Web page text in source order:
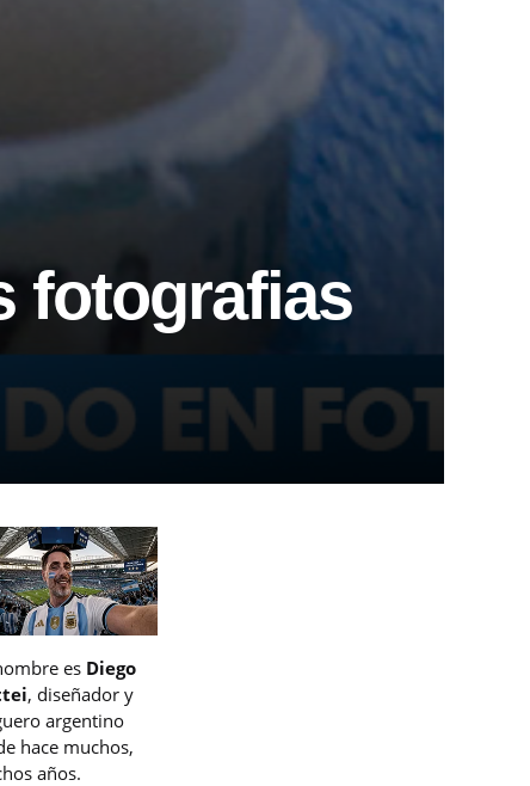
fotografias
es Diego
, diseñador y
argentino
hace muchos,
años.